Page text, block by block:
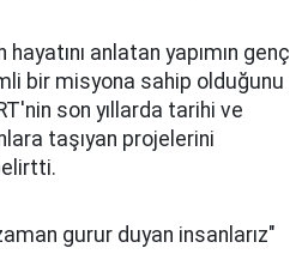
anlatan yapımın genç
bir misyona sahip olduğunu
son yıllarda tarihi ve
taşıyan projelerini
gurur duyan insanlarız"